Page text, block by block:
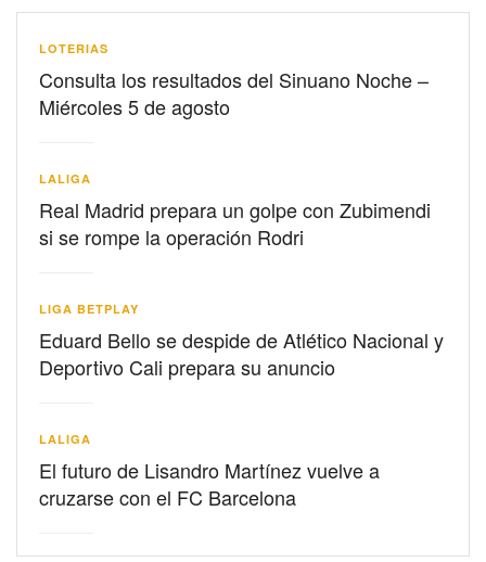
LOTERIAS
Consulta los resultados del Sinuano Noche –
Miércoles 5 de agosto
LALIGA
Real Madrid prepara un golpe con Zubimendi
si se rompe la operación Rodri
LIGA BETPLAY
Eduard Bello se despide de Atlético Nacional y
Deportivo Cali prepara su anuncio
LALIGA
El futuro de Lisandro Martínez vuelve a
cruzarse con el FC Barcelona